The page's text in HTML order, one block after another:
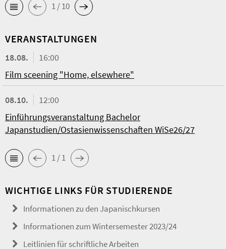
1 / 10
VERANSTALTUNGEN
18.08.
16:00
Film sceening "Home, elsewhere"
08.10.
12:00
Einführungsveranstaltung Bachelor
Japanstudien/Ostasienwissenschaften WiSe26/27
1 / 1
WICHTIGE LINKS FÜR STUDIERENDE
Informationen zu den Japanischkursen
Informationen zum Wintersemester 2023/24
Leitlinien für schriftliche Arbeiten